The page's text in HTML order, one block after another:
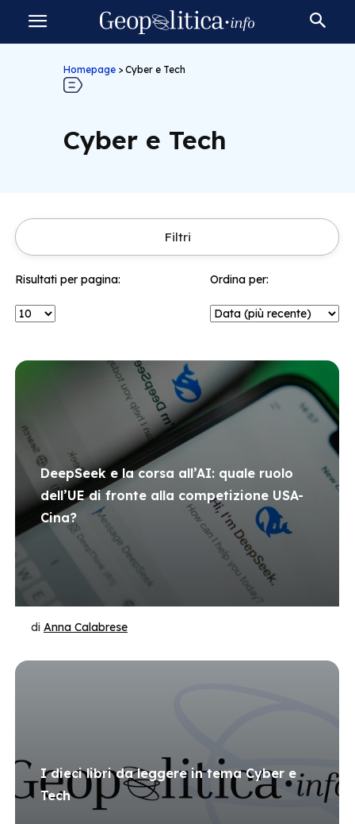
Homepage > Cyber e Tech
Cyber e Tech
Filtri
Risultati per pagina: Ordina per:
DeepSeek e la corsa all’AI: quale ruolo
dell’UE di fronte alla competizione USA-
Cina?
di Anna Calabrese
I dieci libri da leggere in tema Cyber e
Tech